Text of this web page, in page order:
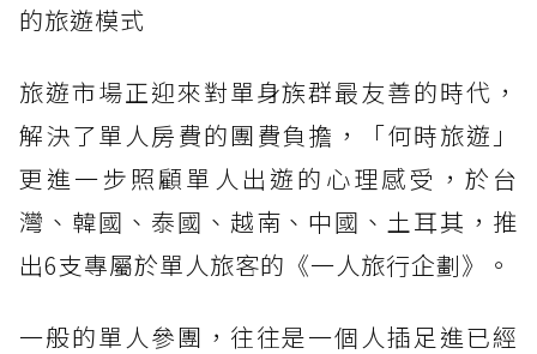
的旅遊模式
旅遊市場正迎來對單身族群最友善的時代，
解決了單人房費的團費負擔，「何時旅遊」
更進一步照顧單人出遊的心理感受，於台
灣、韓國、泰國、越南、中國、土耳其，推
出6支專屬於單人旅客的《一人旅行企劃》。
一般的單人參團，往往是一個人插足進已經